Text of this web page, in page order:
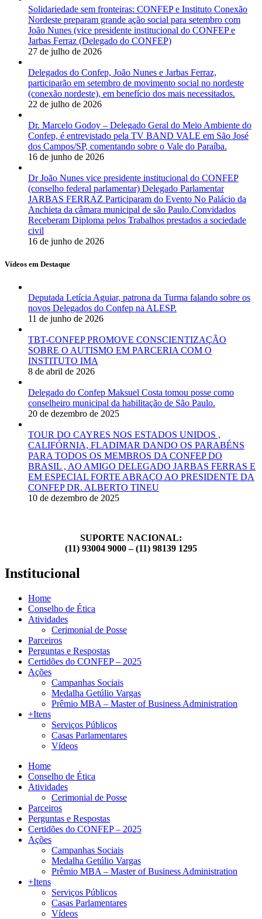
Solidariedade sem fronteiras: CONFEP e Instituto Conexão
Nordeste preparam grande ação social para setembro com
João Nunes (vice presidente institucional do CONFEP e
Jarbas Ferraz (Delegado do CONFEP)
27 de julho de 2026
Delegados do Confep, João Nunes e Jarbas Ferraz,
participarão em setembro de movimento social no nordeste
(conexão nordeste), em benefício dos mais necessitados.
22 de julho de 2026
Dr. Marcelo Godoy – Delegado Geral do Meio Ambiente do
Confep, é entrevistado pela TV BAND VALE em São José
dos Campos/SP, comentando sobre o Vale do Paraíba.
16 de junho de 2026
Dr João Nunes vice presidente institucional do CONFEP
(conselho federal parlamentar) Delegado Parlamentar
JARBAS FERRAZ Participaram do Evento No Palácio da
Anchieta da câmara municipal de são Paulo.Convidados
Receberam Diploma pelos Trabalhos prestados a sociedade
civil
16 de junho de 2026
Vídeos em Destaque
Deputada Letícia Aguiar, patrona da Turma falando sobre os
novos Delegados do Confep na ALESP.
11 de junho de 2026
TBT-CONFEP PROMOVE CONSCIENTIZAÇÃO
SOBRE O AUTISMO EM PARCERIA COM O
INSTITUTO IMA
8 de abril de 2026
Delegado do Confep Maksuel Costa tomou posse como
conselheiro municipal da habilitação de São Paulo.
20 de dezembro de 2025
TOUR DO CAYRES NOS ESTADOS UNIDOS ,
CALIFÓRNIA, FLADIMAR DANDO OS PARABÉNS
PARA TODOS OS MEMBROS DA CONFEP DO
BRASIL , AO AMIGO DELEGADO JARBAS FERRAS E
EM ESPECIAL FORTE ABRAÇO AO PRESIDENTE DA
CONFEP DR. ALBERTO TINEU
10 de dezembro de 2025
SUPORTE NACIONAL:
(11) 93004 9000 – (11) 98139 1295
Institucional
Home
Conselho de Ética
Atividades
Cerimonial de Posse
Parceiros
Perguntas e Respostas
Certidões do CONFEP – 2025
Ações
Campanhas Sociais
Medalha Getúlio Vargas
Prêmio MBA – Master of Business Administration
+Itens
Serviços Públicos
Casas Parlamentares
Vídeos
Home
Conselho de Ética
Atividades
Cerimonial de Posse
Parceiros
Perguntas e Respostas
Certidões do CONFEP – 2025
Ações
Campanhas Sociais
Medalha Getúlio Vargas
Prêmio MBA – Master of Business Administration
+Itens
Serviços Públicos
Casas Parlamentares
Vídeos